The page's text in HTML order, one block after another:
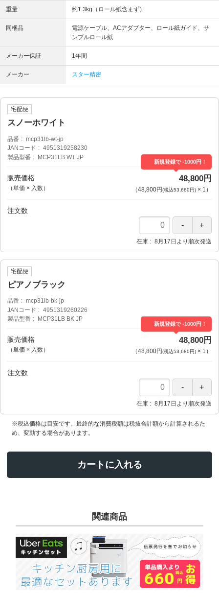
重量 約1.3kg（ロール紙含まず）
同梱品
電源ケーブル、ACアダプター、ロール紙ガイド、サ
ンプルロール紙
メーカー保証 1年間
メーカー スター精密
宅配便
スノーホワイト
品番
mcp31lb-wt-jp
JANコード
4951319258230
製品型番
MCP31LB WT JP
販売価格
（単価 × 入数）
新規登録で -1000円！
48,800円
（48,800円(税込53,680円)× 1 ）
注文数
在庫 8月17日より順次発送
宅配便
ピアノブラック
品番
mcp31lb-bk-jp
JANコード
4951319260226
製品型番
MCP31LB BK JP
販売価格
（単価 × 入数）
新規登録で -1000円！
48,800円
（48,800円(税込53,680円)× 1 ）
注文数
在庫 8月17日より順次発送
※税込価格は目安です。最終的な消費税額は税抜合計額から計算されるた
め、変動する場合があります。
カートに入れる
関連商品